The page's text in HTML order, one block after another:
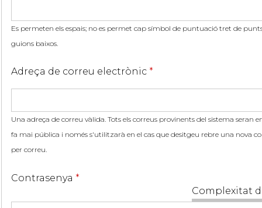
Es permeten els espais; no es permet cap símbol de puntuació tret de
guions baixos.
Adreça de correu electrònic *
Una adreça de correu vàlida. Tots els correus provinents del sistema seran
fa mai pública i només s'utilitzarà en el cas que desitgeu rebre una nova
per correu.
Complexitat
Contrasenya *